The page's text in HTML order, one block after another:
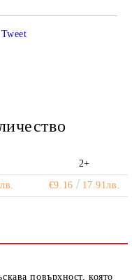
Tweet
2+
€9.16 17.91лв.
повърхност, която